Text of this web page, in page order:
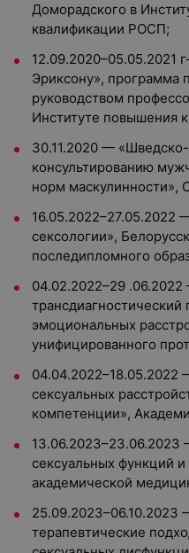
Доморадского в
квалификации РОСП;
12.09.2020–05.05.2021
Эриксону», программа
руководством
Институте повышения
30.11.2020 —
консультированию
норм маскулинности»,
16.05.2022–27.05.2022
сексологии»,
последипломного
04.02.2022–29
трансдиагностический
эмоциональных
унифицированного
04.04.2022–18.05.2022
сексуальных
компетенции»,
13.06.2023–23.06.2023
сексуальных функций
академической
25.09.2023–06.10.2023
терапевтические